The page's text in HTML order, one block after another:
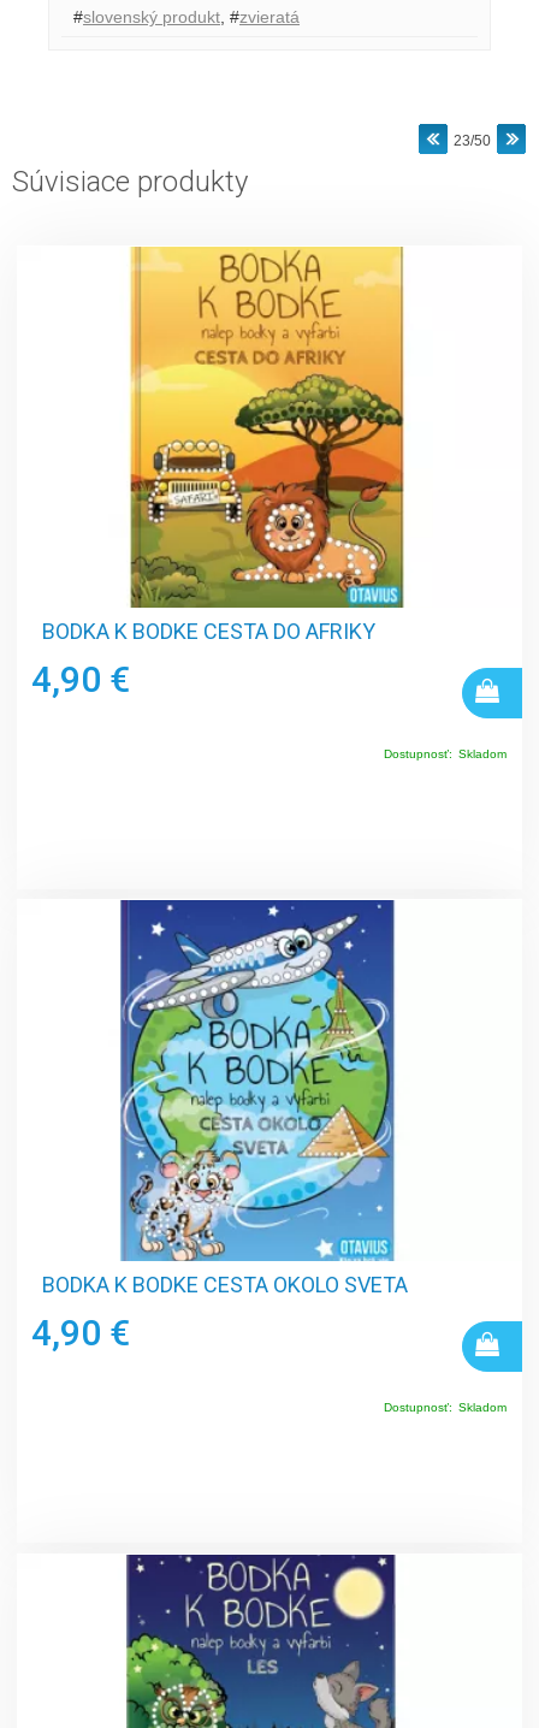
#slovenský produkt #zvieratá
23/50
Súvisiace produkty
BODKA K BODKE CESTA DO AFRIKY
4,90 €
Dostupnosť: Skladom
BODKA K BODKE CESTA OKOLO SVETA
4,90 €
Dostupnosť: Skladom